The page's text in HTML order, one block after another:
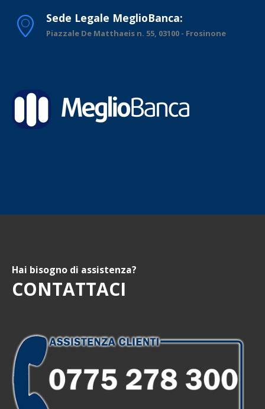
Sede Legale MeglioBanca:
Piazzale De Matthaeis n. 55, 03100 - Frosinone
Hai bisogno di assistenza?
CONTATTACI